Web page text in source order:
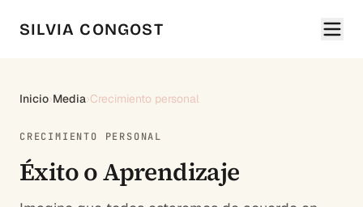
SILVIA CONGOST
Inicio›Media›Crecimiento personal
CRECIMIENTO PERSONAL
Éxito o Aprendizaje